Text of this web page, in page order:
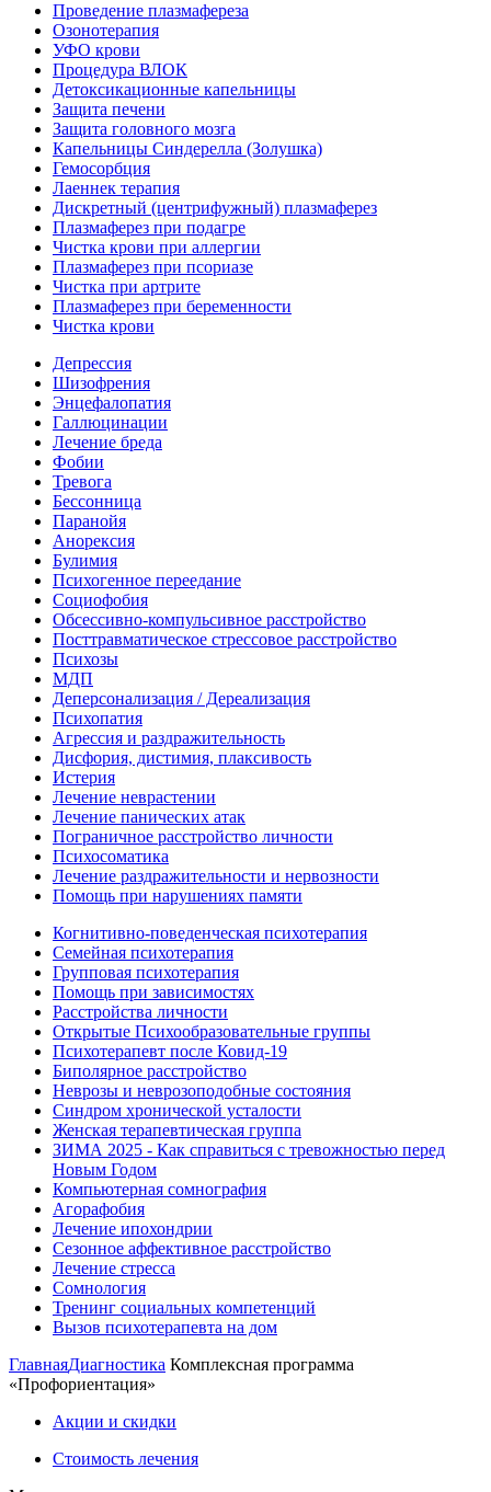
Проведение плазмафереза
Озонотерапия
УФО крови
Процедура ВЛОК
Детоксикационные капельницы
Защита печени
Защита головного мозга
Капельницы Синдерелла (Золушка)
Гемосорбция
Лаеннек терапия
Дискретный (центрифужный) плазмаферез
Плазмаферез при подагре
Чистка крови при аллергии
Плазмаферез при псориазе
Чистка при артрите
Плазмаферез при беременности
Чистка крови
Депрессия
Шизофрения
Энцефалопатия
Галлюцинации
Лечение бреда
Фобии
Тревога
Бессонница
Паранойя
Анорексия
Булимия
Психогенное переедание
Социофобия
Обсессивно-компульсивное расстройство
Посттравматическое стрессовое расстройство
Психозы
МДП
Деперсонализация / Дереализация
Психопатия
Агрессия и раздражительность
Дисфория, дистимия, плаксивость
Истерия
Лечение неврастении
Лечение панических атак
Пограничное расстройство личности
Психосоматика
Лечение раздражительности и нервозности
Помощь при нарушениях памяти
Когнитивно-поведенческая психотерапия
Семейная психотерапия
Групповая психотерапия
Помощь при зависимостях
Расстройства личности
Открытые Психообразовательные группы
Психотерапевт после Ковид-19
Биполярное расстройство
Неврозы и неврозоподобные состояния
Синдром хронической усталости
Женская терапевтическая группа
ЗИМА 2025 - Как справиться с тревожностью перед
Новым Годом
Компьютерная сомнография
Агорафобия
Лечение ипохондрии
Сезонное аффективное расстройство
Лечение стресса
Сомнология
Тренинг социальных компетенций
Вызов психотерапевта на дом
ГлавнаяДиагностика Комплексная программа
«Профориентация»
Акции и скидки
Стоимость лечения